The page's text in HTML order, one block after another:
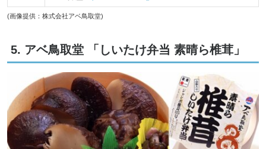
(画像提供：株式会社アベ鳥取堂)
5. アベ鳥取堂 「しいたけ弁当 素晴ら椎茸」